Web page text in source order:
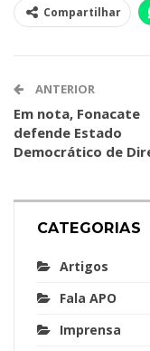
Compartilhar
ANTERIOR
Em nota, Fonacate
defende Estado
Democrático de
CATEGORIAS
Artigos
Fala APO
Imprensa